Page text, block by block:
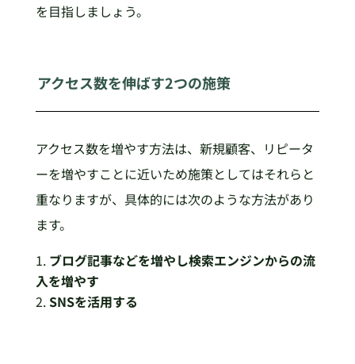
を目指しましょう。
アクセス数を伸ばす2つの施策
アクセス数を増やす方法は、新規顧客、リピータ
ーを増やすことに近いため施策としてはそれらと
重なりますが、具体的には次のような方法があり
ます。
ブログ記事などを増やし検索エンジンからの流
入を増やす
SNSを活用する